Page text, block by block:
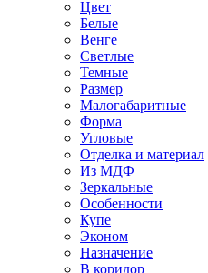
Цвет
Белые
Венге
Светлые
Темные
Размер
Малогабаритные
Форма
Угловые
Отделка и материал
Из МДФ
Зеркальные
Особенности
Купе
Эконом
Назначение
В коридор